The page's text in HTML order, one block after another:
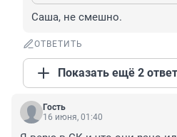
Саша, не смешно.
ОТВЕТИТЬ
Показать ещё 2
Гость
16 июня, 01:40